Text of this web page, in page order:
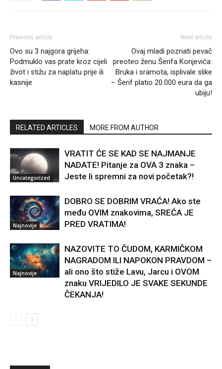
Previous article
Ovo su 3 najgora grijeha:
Podmuklo vas prate kroz cijeli
život i stižu za naplatu prije ili
kasnije
Next article
Ovaj mladi poznati pevač
preoteo ženu Šerifa Konjevića:
Bruka i sramota, isplivale slike
– Šerif platio 20.000 eura da ga
ubiju!
RELATED ARTICLES MORE FROM AUTHOR
Uncategorized
VRATIT ĆE SE KAD SE NAJMANJE
NADATE! Pitanje za OVA 3 znaka –
Jeste li spremni za novi početak?!
Najnovije
DOBRO SE DOBRIM VRAĆA! Ako ste
među OVIM znakovima, SREĆA JE
PRED VRATIMA!
Najnovije
NAZOVITE TO ČUDOM, KARMIČKOM
NAGRADOM ILI NAPOKON PRAVDOM –
ali ono što stiže Lavu, Jarcu i OVOM
znaku VRIJEDILO JE SVAKE SEKUNDE
ČEKANJA!